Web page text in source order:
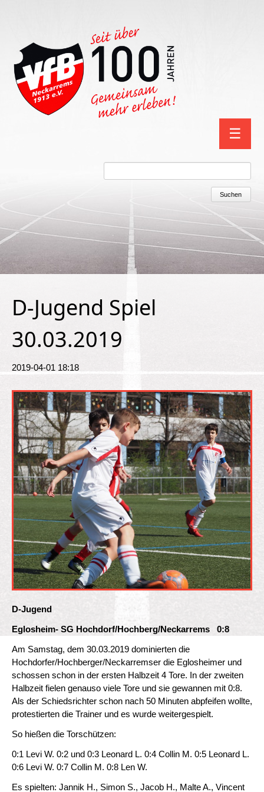
☰
Suchen
D-Jugend Spiel
30.03.2019
2019-04-01 18:18
D-Jugend
Eglosheim- SG Hochdorf/Hochberg/Neckarrems 0:8
Am Samstag, dem 30.03.2019 dominierten die
Hochdorfer/Hochberger/Neckarremser die Eglosheimer und
schossen schon in der ersten Halbzeit 4 Tore. In der zweiten
Halbzeit fielen genauso viele Tore und sie gewannen mit 0:8.
Als der Schiedsrichter schon nach 50 Minuten abpfeifen wollte,
protestierten die Trainer und es wurde weitergespielt.
So hießen die Torschützen:
0:1 Levi W. 0:2 und 0:3 Leonard L. 0:4 Collin M. 0:5 Leonard L.
0:6 Levi W. 0:7 Collin M. 0:8 Len W.
Es spielten: Jannik H., Simon S., Jacob H., Malte A., Vincent